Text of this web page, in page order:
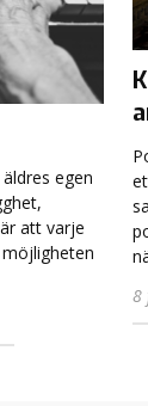
egen
att varje
8